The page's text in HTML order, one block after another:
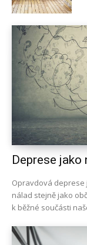
Deprese jako
Opravdová deprese
nálad stejně jako
k běžné součásti